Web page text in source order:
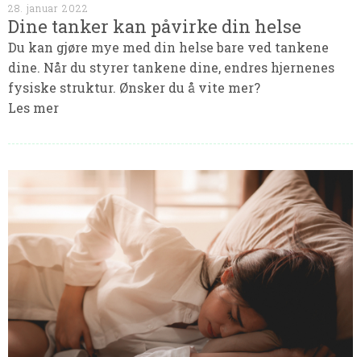
28. januar 2022
Dine tanker kan påvirke din helse
Du kan gjøre mye med din helse bare ved tankene
dine. Når du styrer tankene dine, endres hjernenes
fysiske struktur. Ønsker du å vite mer?
Les mer